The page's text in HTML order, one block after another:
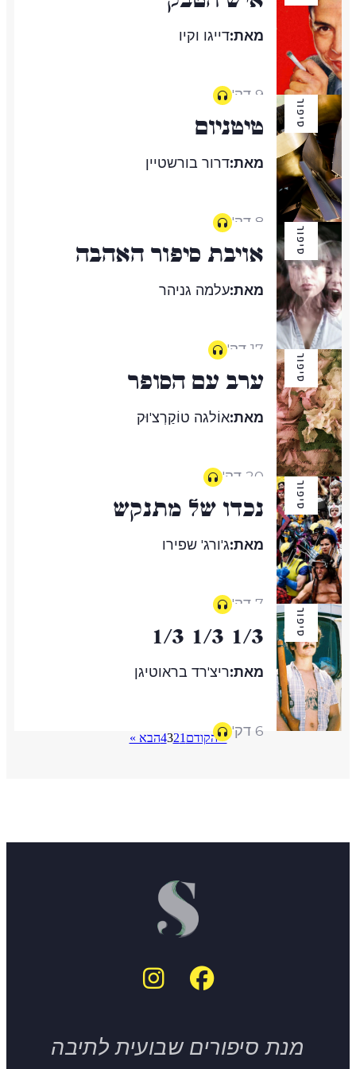
מאת:דייגו וקיו
9 דק'
סיפור טיטניום
מאת:דרור בורשטיין
8 דק'
סיפור אויבת סיפור האהבה
מאת:עלמה גניהר
17 דק'
סיפור ערב עם הסופר
מאת:אוֹלגה טוֹקַרְצ'וּק
20 דק'
סיפור נכדו של מתנקש
מאת:ג'ורג' שפירו
7 דק'
סיפור 1/3 1/3 1/3
מאת:ריצ'רד בראוטיגן
6 דק' « הקודם 1
2
3
4הבא »
מנת סיפורים שבועית לתיבה